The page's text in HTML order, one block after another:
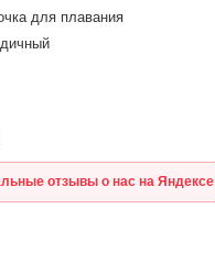
для плавания
отзывы о нас на Яндексе